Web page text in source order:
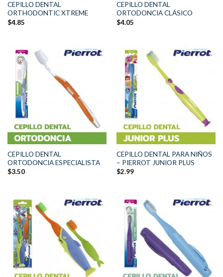
CEPILLO DENTAL
ORTHODONTIC XTREME
$4.85
CEPILLO DENTAL
ORTODONCIA CLÁSICO
$4.05
CEPILLO DENTAL
ORTODONCIA ESPECIALISTA
$3.50
CEPILLO DENTAL PARA NIÑOS
– PIERROT JUNIOR PLUS
$2.99